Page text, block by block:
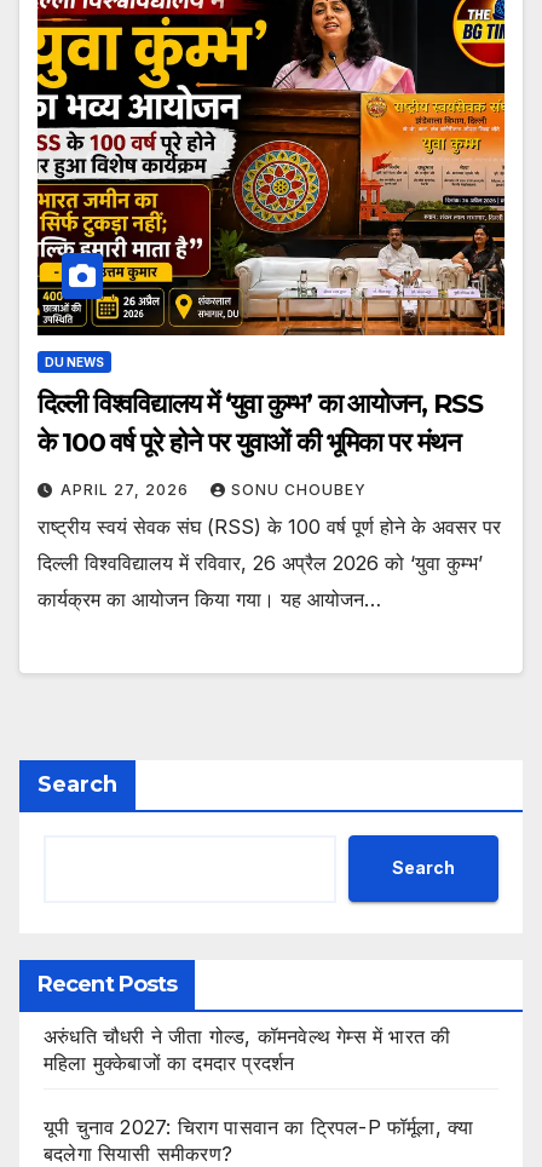
DU NEWS
दिल्ली विश्वविद्यालय में ‘युवा कुम्भ’ का आयोजन, RSS
के 100 वर्ष पूरे होने पर युवाओं की भूमिका पर मंथन
APRIL 27, 2026 SONU CHOUBEY
राष्ट्रीय स्वयं सेवक संघ (RSS) के 100 वर्ष पूर्ण होने के अवसर पर
दिल्ली विश्वविद्यालय में रविवार, 26 अप्रैल 2026 को ‘युवा कुम्भ’
कार्यक्रम का आयोजन किया गया। यह आयोजन…
Search
Search
Recent Posts
अरुंधति चौधरी ने जीता गोल्ड, कॉमनवेल्थ गेम्स में भारत की
महिला मुक्केबाजों का दमदार प्रदर्शन
यूपी चुनाव 2027: चिराग पासवान का ट्रिपल-P फॉर्मूला, क्या
बदलेगा सियासी समीकरण?